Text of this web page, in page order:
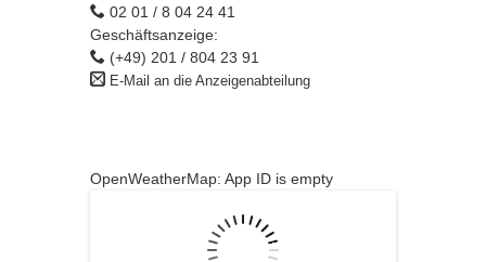
02 01 / 8 04 24 41
Geschäftsanzeige:
(+49) 201 / 804 23 91
E-Mail an die Anzeigenabteilung
OpenWeatherMap: App ID is empty